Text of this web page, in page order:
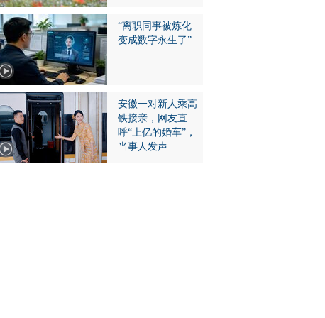
“离职同事被炼化
变成数字永生了”
安徽一对新人乘高
铁接亲，网友直
呼“上亿的婚车”，
当事人发声